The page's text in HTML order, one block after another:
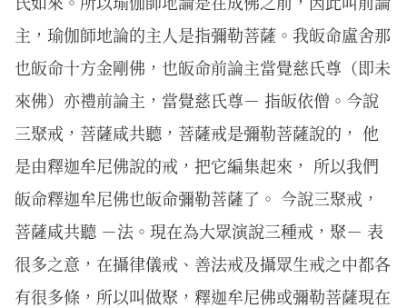
主，瑜伽師地論的主人是指彌勒菩薩。我皈命盧舍那
也皈命十方金剛佛，也皈命前論主當覺慈氏尊（即未
來佛）亦禮前論主，當覺慈氏尊－ 指皈依僧。今說
三聚戒，菩薩咸共聽，菩薩戒是彌勒菩薩說的， 他
是由釋迦牟尼佛說的戒，把它編集起來， 所以我們
皈命釋迦牟尼佛也皈命彌勒菩薩了。 今說三聚戒，
菩薩咸共聽 －法。現在為大眾演說三種戒，聚－ 表
很多之意，在攝律儀戒、善法戒及攝眾生戒之中都各
有很多條，所以叫做聚，釋迦牟尼佛或彌勒菩薩現在